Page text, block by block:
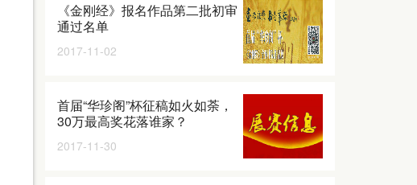
《金刚经》报名作品第二批初审
通过名单
2017-11-02
首届“华珍阁”杯征稿如火如荼，
30万最高奖花落谁家？
2017-11-30